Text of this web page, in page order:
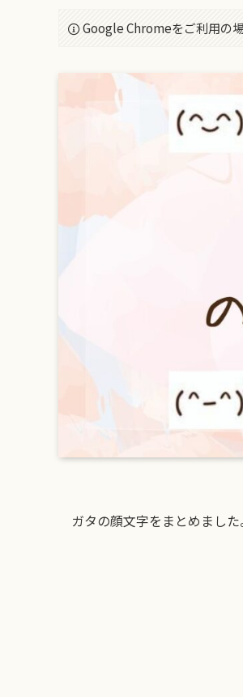
Google Chromeをご利用の
ガタの顔文字をまとめました